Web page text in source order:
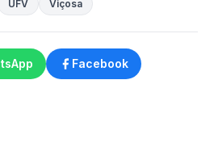
UFV Viçosa
Facebook